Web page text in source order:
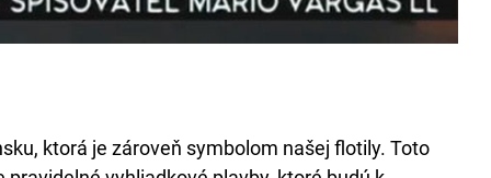
ktorá je zároveň symbolom našej flotily. Toto